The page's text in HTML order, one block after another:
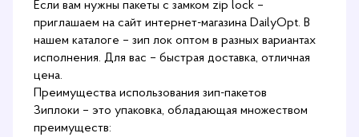
Если вам нужны пакеты с замком zip lock –
приглашаем на сайт интернет-магазина DailyOpt. В
нашем каталоге – зип лок оптом в разных вариантах
исполнения. Для вас – быстрая доставка, отличная
цена.
Преимущества использования зип-пакетов
Зиплоки – это упаковка, обладающая множеством
преимуществ: